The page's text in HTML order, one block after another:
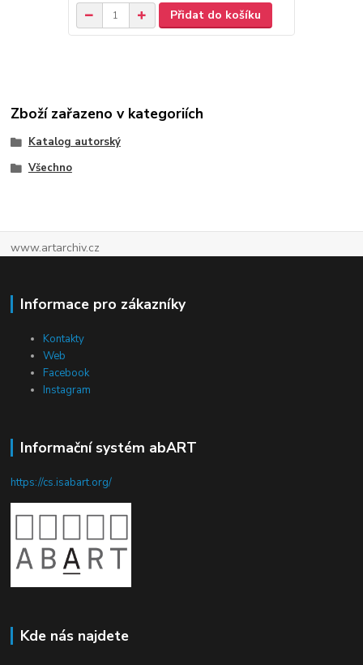
Přidat do košíku
Zboží zařazeno v kategoriích
Katalog autorský
Všechno
www.artarchiv.cz
Informace pro zákazníky
Kontakty
Web
Facebook
Instagram
Informační systém abART
https://cs.isabart.org/
Kde nás najdete